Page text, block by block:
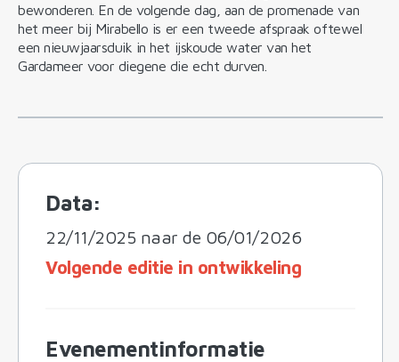
bewonderen. En de volgende dag, aan de promenade van
het meer bij Mirabello is er een tweede afspraak oftewel
een nieuwjaarsduik in het ijskoude water van het
Gardameer voor diegene die echt durven.
Data:
22/11/2025 naar de 06/01/2026
Volgende editie in ontwikkeling
Evenementinformatie